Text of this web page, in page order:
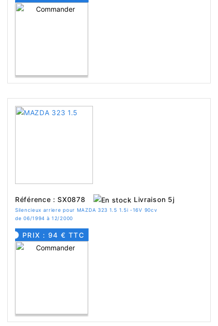
Référence : SX0878 Livraison 5j
Silencieux arriere pour MAZDA 323 1.5 1.5i -16V 90cv
de 06/1994 à 12/2000
PRIX : 94 € TTC